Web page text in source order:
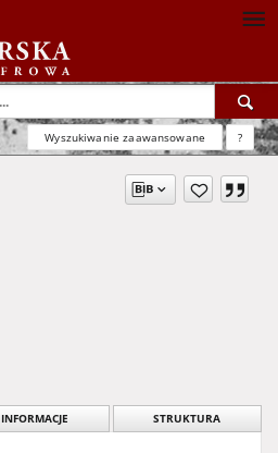
Wyszukiwanie zaawansowane ?
INFORMACJE STRUKTURA